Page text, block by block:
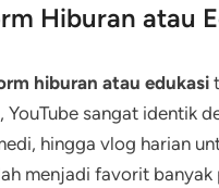
Hiburan atau
hiburan atau edukasi
sangat identik
hingga vlog harian
menjadi favorit banyak